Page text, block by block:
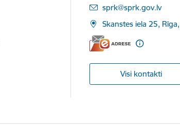
E-pasts:
sprk@sprk.gov.lv
Skanstes iela 25,
Visi kontakti